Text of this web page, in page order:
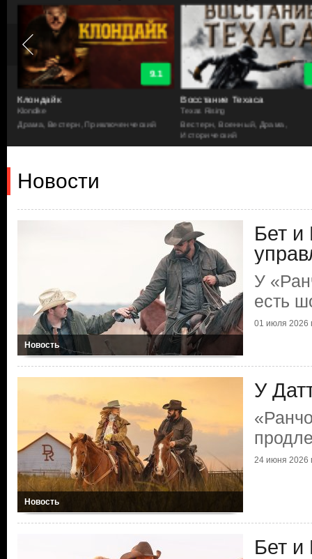
9.1
Клондайк
Klondike
Драма, Вестерн, Приключенческий
Восстание Техаса
Texas Rising
Вестерн, Военный, Драма,
Исторический
Новости
Новость
Бет и
У
есть
01 июля 2026
Новость
У
24 июня 2026
Бет и